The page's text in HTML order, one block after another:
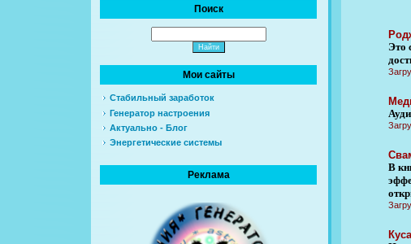
Поиск
Мои сайты
Стабильный заработок
Генератор настроения
Актуально - Блог
Энергетические системы
Реклама
Это
В